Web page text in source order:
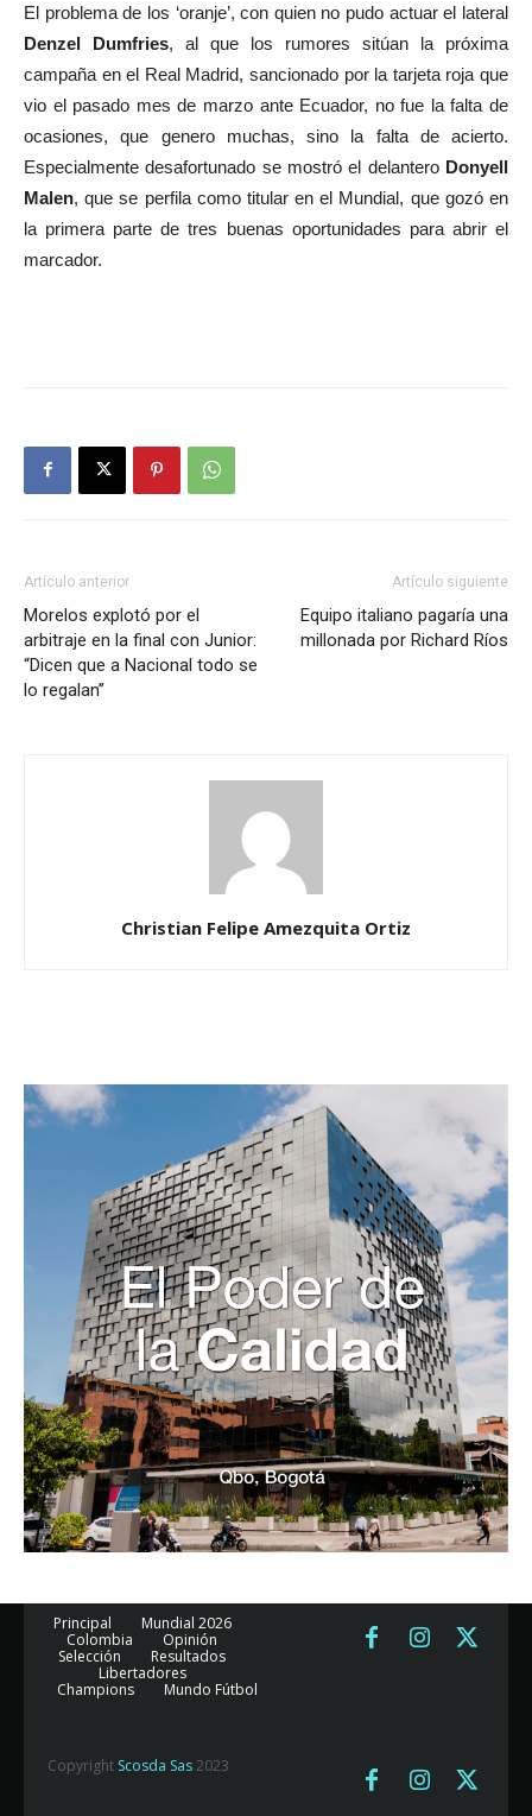
El problema de los ‘oranje’, con quien no pudo actuar el lateral
Denzel Dumfries, al que los rumores sitúan la próxima
campaña en el Real Madrid, sancionado por la tarjeta roja que
vio el pasado mes de marzo ante Ecuador, no fue la falta de
ocasiones, que genero muchas, sino la falta de acierto.
Especialmente desafortunado se mostró el delantero Donyell
Malen, que se perfila como titular en el Mundial, que gozó en
la primera parte de tres buenas oportunidades para abrir el
marcador.
Artículo anterior
Morelos explotó por el
arbitraje en la final con Junior:
“Dicen que a Nacional todo se
lo regalan”
Artículo siguiente
Equipo italiano pagaría una
millonada por Richard Ríos
Christian Felipe Amezquita Ortiz
Principal
Mundial 2026
Colombia
Opinión
Selección
Resultados
Libertadores
Champions
Mundo Fútbol
Copyright Scosda Sas2023